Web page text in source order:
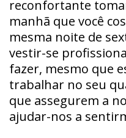
reconfortante
manhã que você
mesma noite de
vestir-se
fazer, mesmo que
trabalhar no seu
que assegurem a
ajudar-nos a